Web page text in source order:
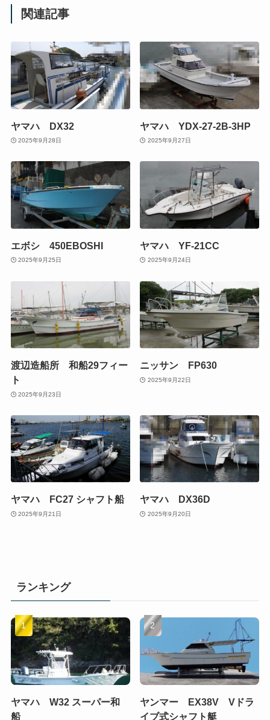
関連記事
ヤマハ DX32
2025年9月28日
ヤマハ YDX-27-2B-3HP
2025年9月27日
エボシ 450EBOSHI
2025年9月25日
ヤマハ YF-21CC
2025年9月24日
渡辺造船所 和船29フィー
ト
2025年9月23日
ニッサン FP630
2025年9月22日
ヤマハ FC27 シャフト船
2025年9月21日
ヤマハ DX36D
2025年9月20日
ランキング
ヤマハ W32 スーパー和
船
ヤンマー EX38V Vドラ
イブ式シャフト艇